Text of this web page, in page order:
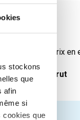
stockons
que
afin
si
cookies que
Prix en
Prix brut